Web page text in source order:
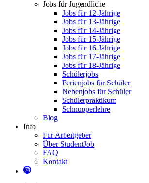
Jobs für Jugendliche
Jobs für 12-Jährige
Jobs für 13-Jährige
Jobs für 14-Jährige
Jobs für 15-Jährige
Jobs für 16-Jährige
Jobs für 17-Jährige
Jobs für 18-Jährige
Schülerjobs
Ferienjobs für Schüler
Nebenjobs für Schüler
Schülerpraktikum
Schnupperlehre
Blog
Info
Für Arbeitgeber
Über StudentJob
FAQ
Kontakt